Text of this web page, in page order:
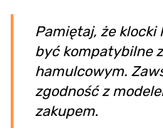
Pamiętaj, że klocki
być kompatybilne
hamulcowym.
zgodność z
zakupem.